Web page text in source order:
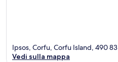
Ipsos, Corfu, Corfu Island, 490 83
Vedi sulla mappa